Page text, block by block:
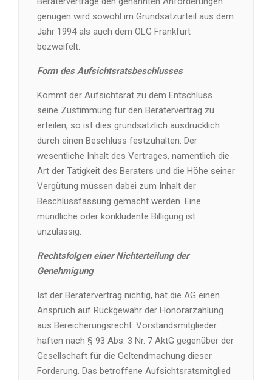
genügen wird sowohl im Grundsatzurteil aus dem
Jahr 1994 als auch dem OLG Frankfurt
bezweifelt.
Form des Aufsichtsratsbeschlusses
Kommt der Aufsichtsrat zu dem Entschluss
seine Zustimmung für den Beratervertrag zu
erteilen, so ist dies grundsätzlich ausdrücklich
durch einen Beschluss festzuhalten. Der
wesentliche Inhalt des Vertrages, namentlich die
Art der Tätigkeit des Beraters und die Höhe seiner
Vergütung müssen dabei zum Inhalt der
Beschlussfassung gemacht werden. Eine
mündliche oder konkludente Billigung ist
unzulässig.
Rechtsfolgen einer Nichterteilung der
Genehmigung
Ist der Beratervertrag nichtig, hat die AG einen
Anspruch auf Rückgewähr der Honorarzahlung
aus Bereicherungsrecht. Vorstandsmitglieder
haften nach § 93 Abs. 3 Nr. 7 AktG gegenüber der
Gesellschaft für die Geltendmachung dieser
Forderung. Das betroffene Aufsichtsratsmitglied